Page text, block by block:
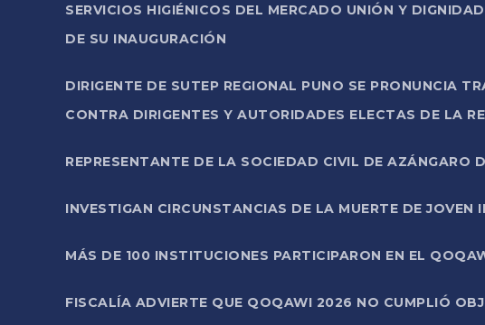
SERVICIOS HIGIÉNICOS DEL MERCADO UNIÓN Y
DE SU INAUGURACIÓN
DIRIGENTE DE SUTEP REGIONAL PUNO SE PRONUNCIA
CONTRA DIRIGENTES Y AUTORIDADES ELECTAS DE LA
REPRESENTANTE DE LA SOCIEDAD CIVIL DE AZÁNGARO
INVESTIGAN CIRCUNSTANCIAS DE LA MUERTE DE
MÁS DE 100 INSTITUCIONES PARTICIPARON EN EL
FISCALÍA ADVIERTE QUE QOQAWI 2026 NO CUMPLIÓ